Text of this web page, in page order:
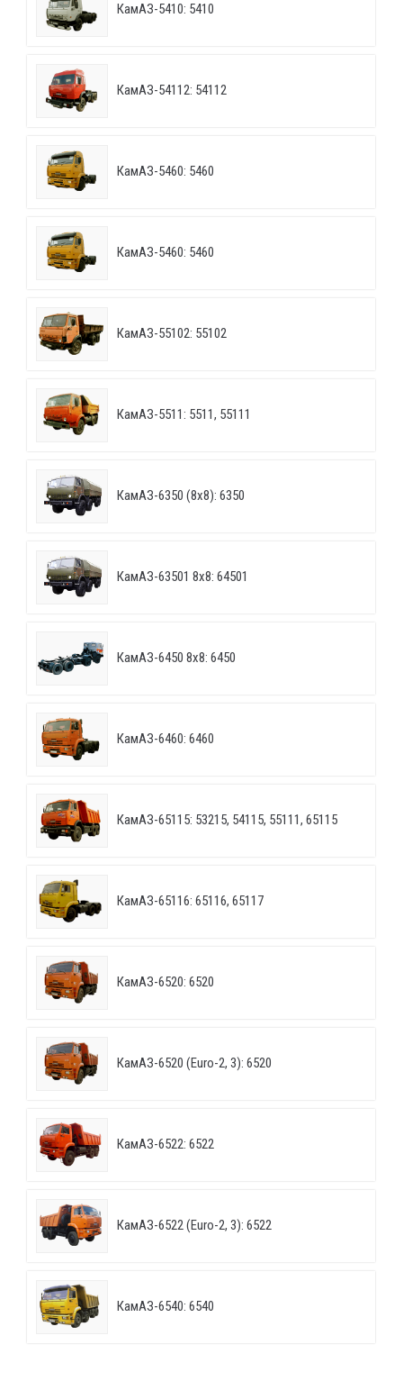
КамАЗ-5410: 5410
КамАЗ-54112: 54112
КамАЗ-5460: 5460
КамАЗ-5460: 5460
КамАЗ-55102: 55102
КамАЗ-5511: 5511, 55111
КамАЗ-6350 (8х8): 6350
КамАЗ-63501 8х8: 64501
КамАЗ-6450 8х8: 6450
КамАЗ-6460: 6460
КамАЗ-65115: 53215, 54115, 55111, 65115
КамАЗ-65116: 65116, 65117
КамАЗ-6520: 6520
КамАЗ-6520 (Euro-2, 3): 6520
КамАЗ-6522: 6522
КамАЗ-6522 (Euro-2, 3): 6522
КамАЗ-6540: 6540